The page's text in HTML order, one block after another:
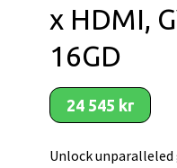
x HDMI,
16GD
24 545 kr
Unlock unparalleled